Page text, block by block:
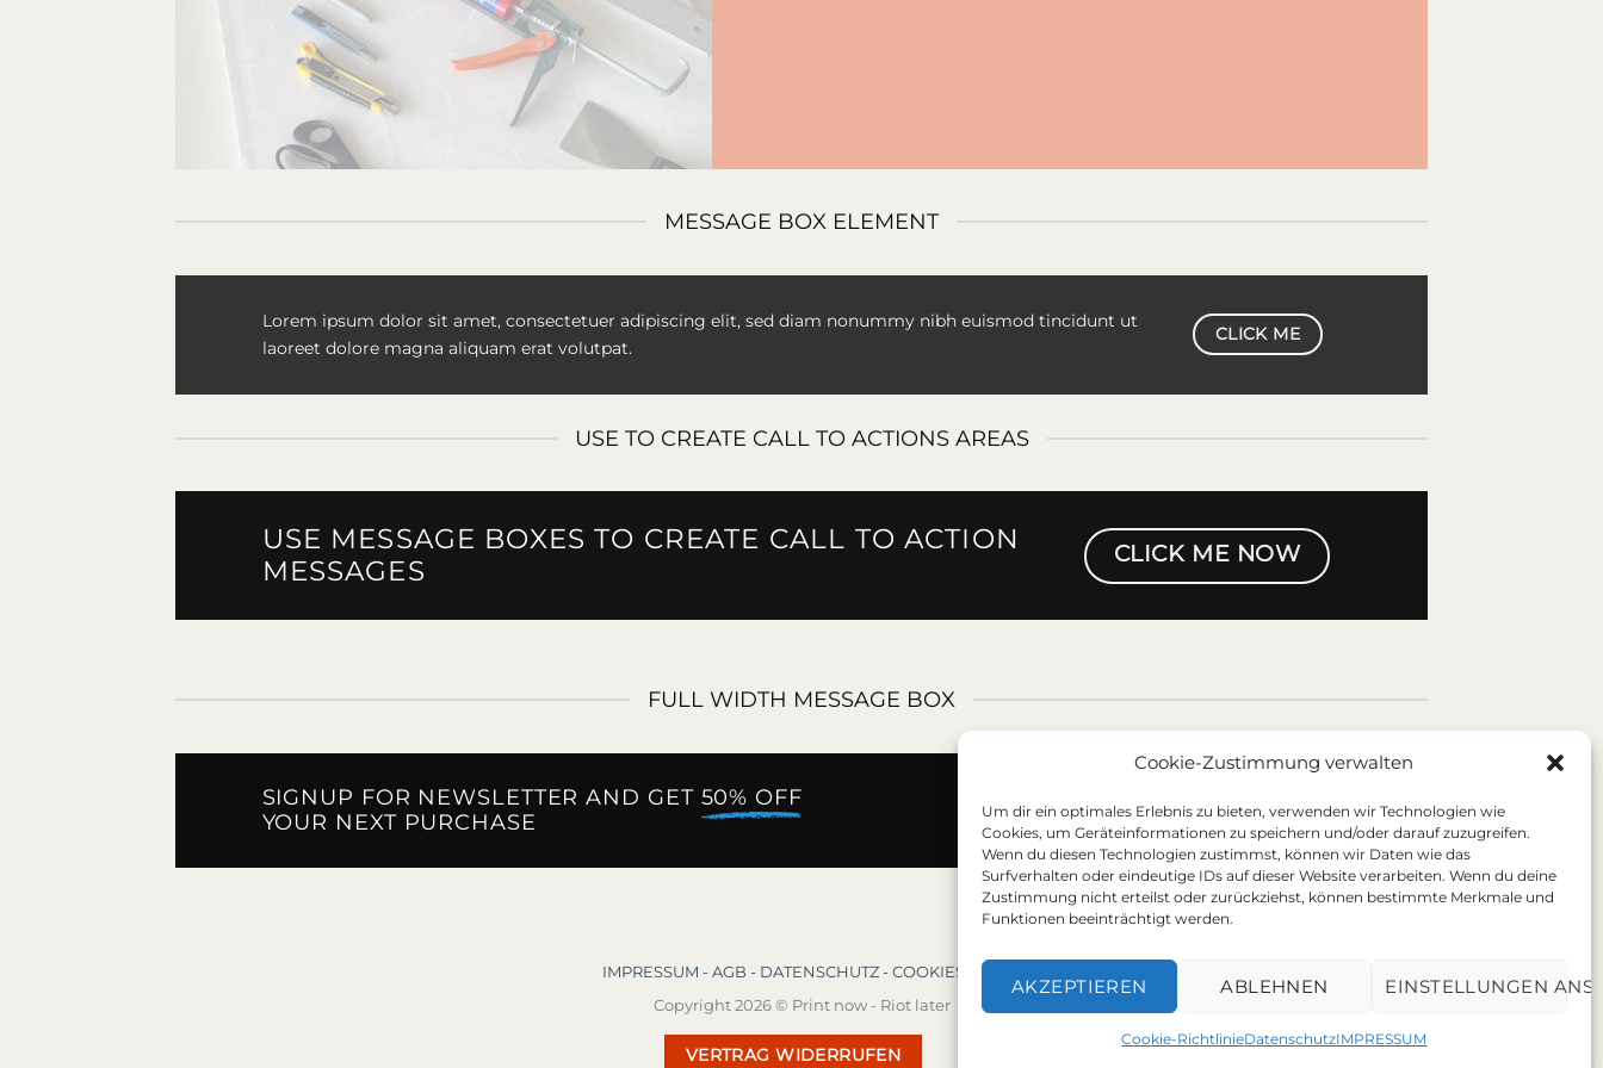
Cookie-Zustimmung verwalten
Um dir ein optimales Erlebnis zu bieten, verwenden wir Technologien wie
Cookies, um Geräteinformationen zu speichern und/oder darauf zuzugreifen.
Wenn du diesen Technologien zustimmst, können wir Daten wie das
Surfverhalten oder eindeutige IDs auf dieser Website verarbeiten. Wenn du deine
Zustimmung nicht erteilst oder zurückziehst, können bestimmte Merkmale und
Funktionen beeinträchtigt werden.
AKZEPTIEREN ABLEHNEN EINSTELLUNGEN
Cookie-RichtlinieDatenschutzIMPRESSUM
MESSAGE BOX ELEMENT
Lorem ipsum dolor sit amet, consectetuer adipiscing elit, sed diam nonummy nibh euismod tincidunt ut
laoreet dolore magna aliquam erat volutpat.
CLICK ME
USE TO CREATE CALL TO ACTIONS AREAS
USE MESSAGE BOXES TO CREATE CALL TO ACTION
MESSAGES
CLICK ME NOW
FULL WIDTH MESSAGE BOX
SIGNUP FOR NEWSLETTER AND GET 50% OFF
YOUR NEXT PURCHASE
[contact-form-7 id=“11″]
IMPRESSUM -AGB - DATENSCHUTZ -COOKIES (EU)
Copyright 2026 © Print now - Riot later
VERTRAG WIDERRUFEN